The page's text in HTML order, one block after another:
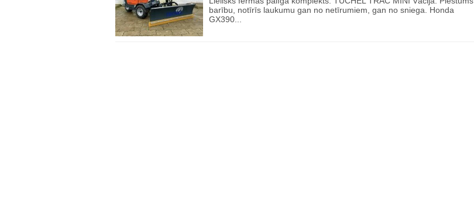
barību, notīrīs laukumu gan no netīrumiem, gan no sniega. Honda
GX390...